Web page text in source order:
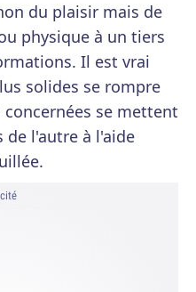
du plaisir mais de
physique à un tiers
Il est vrai
solides se rompre
se mettent
de l'autre à l'aide